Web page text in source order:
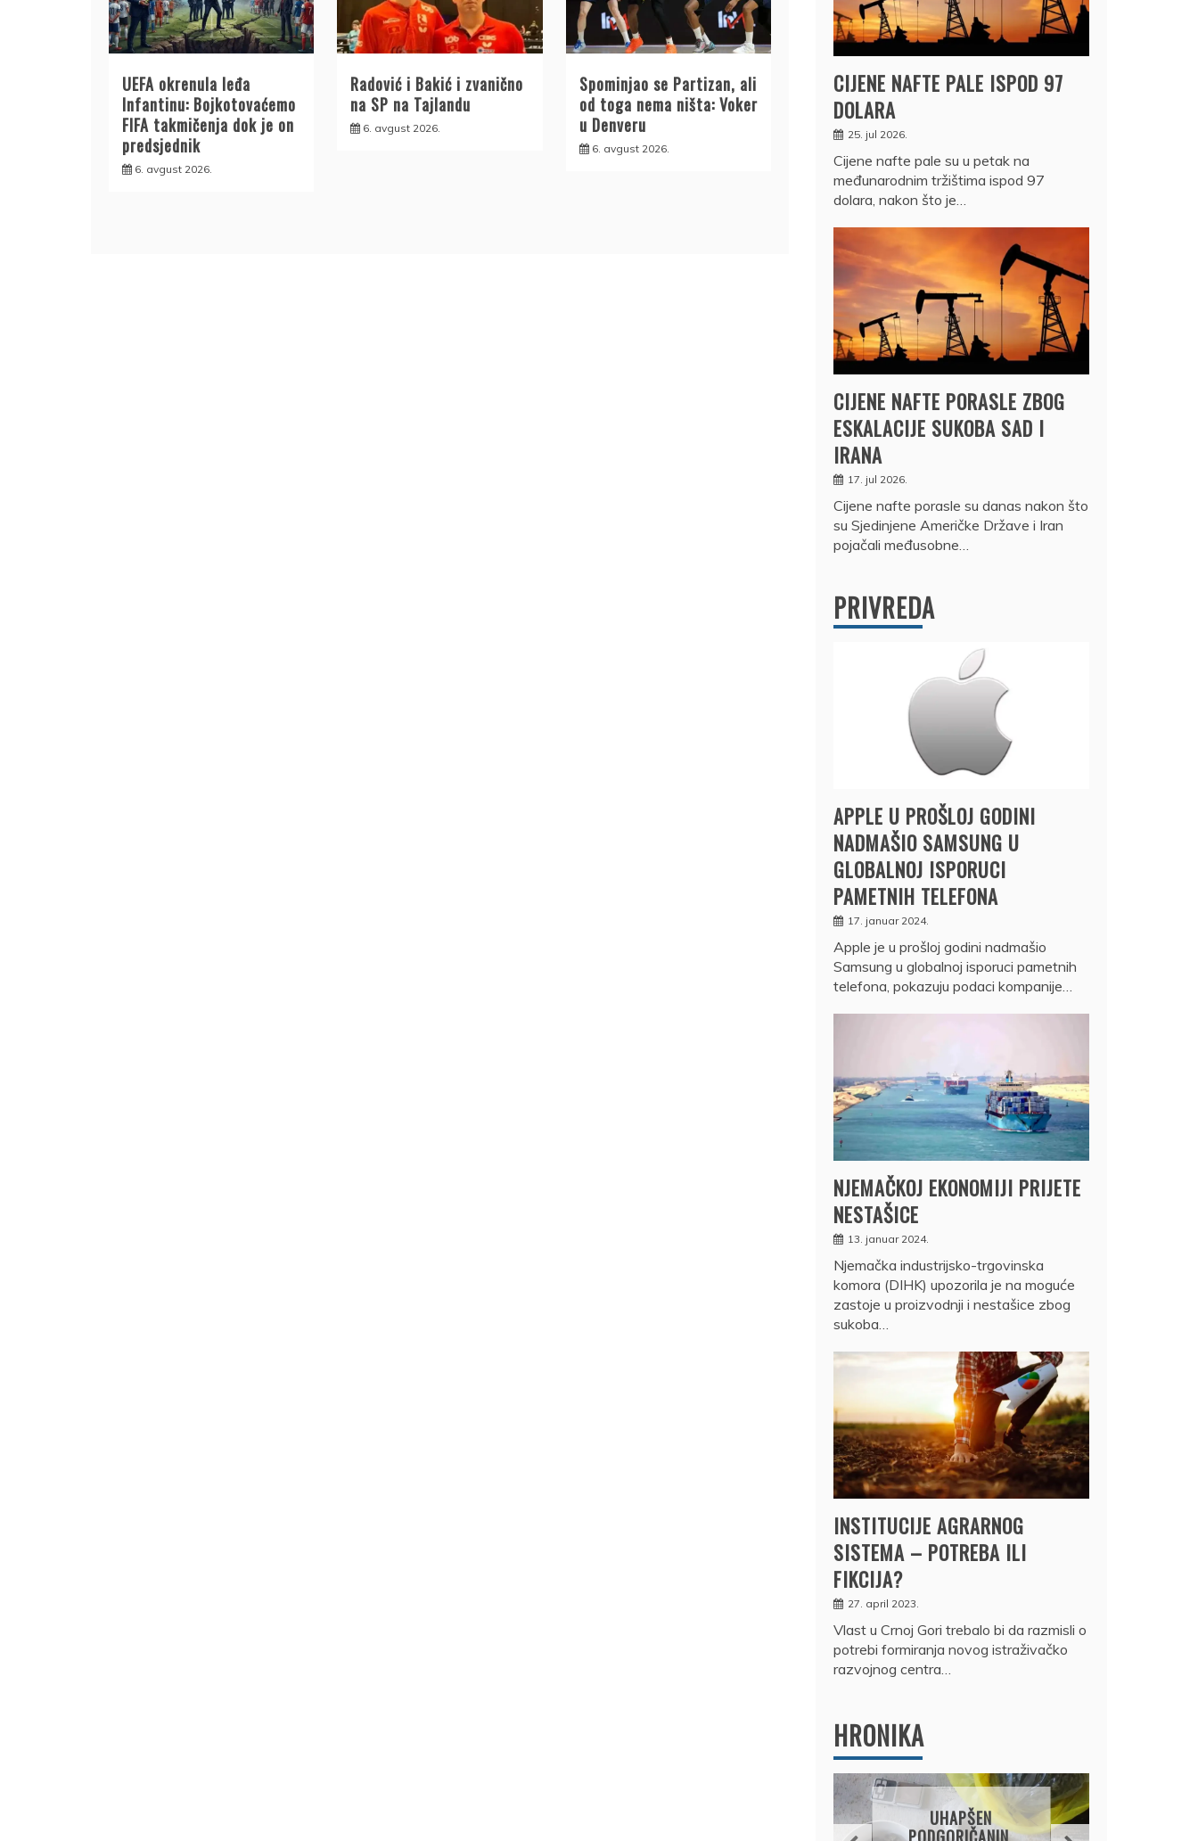
UEFA okrenula leđa
Infantinu: Bojkotovaćemo
FIFA takmičenja dok je on
predsjednik
6. avgust 2026.
Radović i Bakić i zvanično
na SP na Tajlandu
6. avgust 2026.
Spominjao se Partizan, ali
od toga nema ništa: Voker
u Denveru
6. avgust 2026.
CIJENE NAFTE PALE ISPOD 97
DOLARA
25. jul 2026.
Cijene nafte pale su u petak na
međunarodnim tržištima ispod 97
dolara, nakon što je…
CIJENE NAFTE PORASLE ZBOG
ESKALACIJE SUKOBA SAD I
IRANA
17. jul 2026.
Cijene nafte porasle su danas nakon što
su Sjedinjene Američke Države i Iran
pojačali međusobne…
PRIVREDA
APPLE U PROŠLOJ GODINI
NADMAŠIO SAMSUNG U
GLOBALNOJ ISPORUCI
PAMETNIH TELEFONA
17. januar 2024.
Apple je u prošloj godini nadmašio
Samsung u globalnoj isporuci pametnih
telefona, pokazuju podaci kompanije…
NJEMAČKOJ EKONOMIJI PRIJETE
NESTAŠICE
13. januar 2024.
Njemačka industrijsko-trgovinska
komora (DIHK) upozorila je na moguće
zastoje u proizvodnji i nestašice zbog
sukoba…
INSTITUCIJE AGRARNOG
SISTEMA – POTREBA ILI
FIKCIJA?
27. april 2023.
Vlast u Crnoj Gori trebalo bi da razmisli o
potrebi formiranja novog istraživačko
razvojnog centra…
HRONIKA
UHAPŠEN